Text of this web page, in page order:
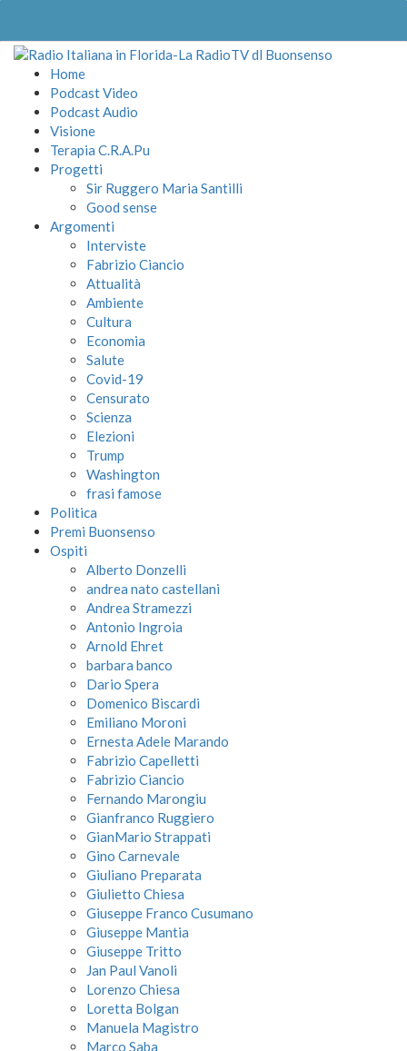
Home
Podcast Video
Podcast Audio
Visione
Terapia C.R.A.Pu
Progetti
Sir Ruggero Maria Santilli
Good sense
Argomenti
Interviste
Fabrizio Ciancio
Attualità
Ambiente
Cultura
Economia
Salute
Covid-19
Censurato
Scienza
Elezioni
Trump
Washington
frasi famose
Politica
Premi Buonsenso
Ospiti
Alberto Donzelli
andrea nato castellani
Andrea Stramezzi
Antonio Ingroia
Arnold Ehret
barbara banco
Dario Spera
Domenico Biscardi
Emiliano Moroni
Ernesta Adele Marando
Fabrizio Capelletti
Fabrizio Ciancio
Fernando Marongiu
Gianfranco Ruggiero
GianMario Strappati
Gino Carnevale
Giuliano Preparata
Giulietto Chiesa
Giuseppe Franco Cusumano
Giuseppe Mantia
Giuseppe Tritto
Jan Paul Vanoli
Lorenzo Chiesa
Loretta Bolgan
Manuela Magistro
Marco Saba